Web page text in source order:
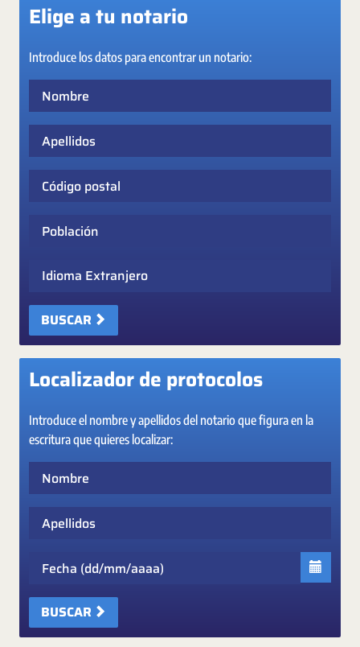
Elige a tu notario
Introduce los datos para encontrar un notario:
Idioma Extranjero
BUSCAR
Localizador de protocolos
Introduce el nombre y apellidos del notario que figura en la
escritura que quieres localizar:
BUSCAR